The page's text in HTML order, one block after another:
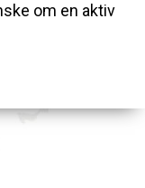
om en aktiv